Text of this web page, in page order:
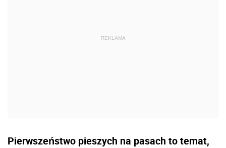
Pierwszeństwo pieszych na pasach to temat,